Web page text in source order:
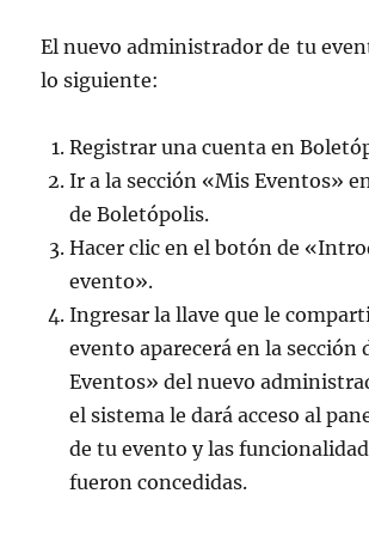
El nuevo administrador de tu
lo siguiente:
Registrar una cuenta en
Ir a la sección «Mis Eventos»
de Boletópolis.
Hacer clic en el botón de
evento».
Ingresar la llave que le
evento aparecerá en la sección
Eventos» del nuevo
el sistema le dará acceso al
de tu evento y las
fueron concedidas.